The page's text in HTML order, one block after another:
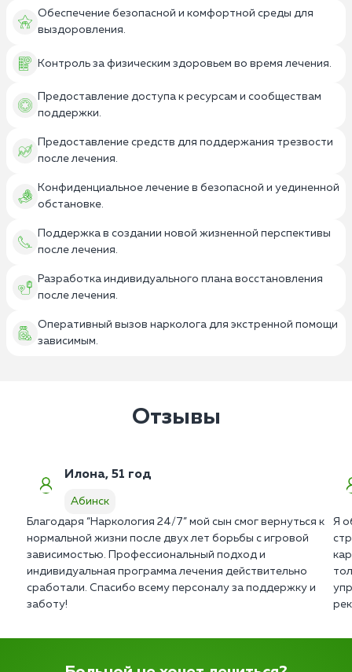
Обеспечение безопасной и комфортной среды для
выздоровления.
Контроль за физическим здоровьем во время лечения.
Предоставление доступа к ресурсам и сообществам
поддержки.
Предоставление средств для поддержания трезвости
после лечения.
Конфиденциальное лечение в безопасной и уединенной
обстановке.
Поддержка в создании новой жизненной перспективы
после лечения.
Разработка индивидуального плана восстановления
после лечения.
Оперативный вызов нарколога для экстренной помощи
зависимым.
Отзывы
Илона, 51 год
Абинск
Благодаря “Наркология 24/7” мой сын смог вернуться к
нормальной жизни после двух лет борьбы с игровой
зависимостью. Профессиональный подход и
индивидуальная программа лечения действительно
сработали. Спасибо всему персоналу за поддержку и
заботу!
Я